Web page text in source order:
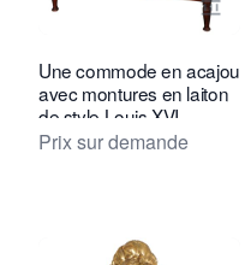
Une commode en acajou
avec montures en laiton
de style Louis XVI
français, par Martinet,
Prix sur demande